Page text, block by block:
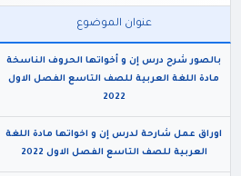
عنوان الموضوع
بالصور شرح درس إن و أخواتها الحروف الناسخة
مادة اللغة العربية للصف التاسع الفصل الاول
2022
اوراق عمل شارحة لدرس إن و اخواتها مادة اللغة
العربية للصف التاسع الفصل الاول 2022